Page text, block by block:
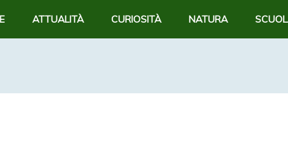
ATTUALITÀ CURIOSITÀ NATURA